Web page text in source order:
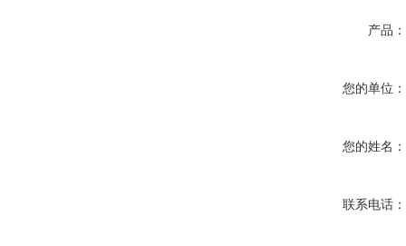
产品：
您的单位：
您的姓名：
联系电话：